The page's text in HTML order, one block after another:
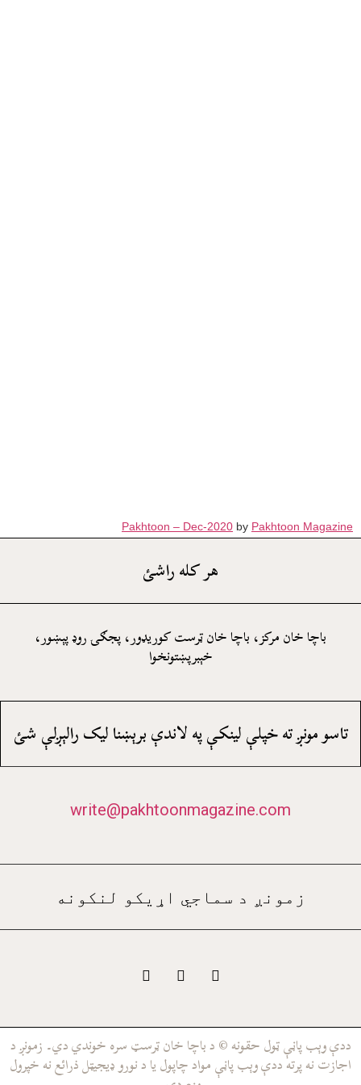
Pakhtoon – Dec-2020 by Pakhtoon Magazine
هر کله راشئ
باچا خان مرکز، باچا خان ټرست کوريډور، پجګۍ روډ پېښور،
خېبرپښتونخوا
تاسو مونږ ته خپلې لينکې په لاندې برېښنا ليک رالېږلې شئ
write@pakhtoonmagazine.com
زمونږ د سماجي اړيکو لنکونه
ددې وېب پاڼې ټول حقونه © د باچا خان ټرسټ سره خوندي دي۔ زمونږ د
اجازت نه پرته ددې وېب پاڼې مواد چاپول يا د نورو ډيجيټل ذرائع نه خپرول